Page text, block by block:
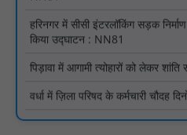
किया उद्घाटन : NN81
पिड़ावा में आगामी त्योहारों को लेकर
वर्धा में ज़िला परिषद के कर्मचारी चौदह
पीएचईडी विभाग मंत्री ने जहाजपुर
किया शिलान्यास एवं लोकार्पण : NN81